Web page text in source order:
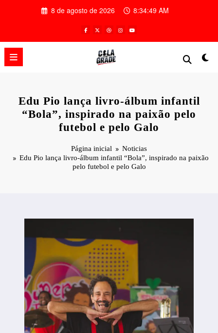
8 de agosto de 2026 8:34:50 AM
Edu Pio lança livro-álbum infantil
“Bola”, inspirado na paixão pelo
futebol e pelo Galo
Página inicial
Noticias
Edu Pio lança livro-álbum infantil “Bola”, inspirado na paixão
pelo futebol e pelo Galo